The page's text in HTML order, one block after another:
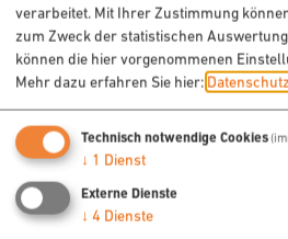
SERVICE
Tourist-Info
Stadtführung buchen
WEBCAMS
verarbeitet. Mit Ihrer Zustimmung
zum Zweck der statistischen
können die hier vorgenommenen
Mehr dazu erfahren Sie hier:
Technisch notwendige Cookies
↓ 1 Dienst
Externe Dienste
↓ 4 Dienste